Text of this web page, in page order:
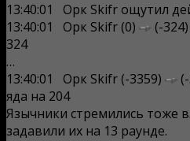
13:40:01 Орк Skifrощутил
13:40:01 Орк Skifr (0) (-324)
324
…
13:40:01 Орк Skifr (-3359)
яда на 204
Язычники стремились тоже
задавили их на 13 раунде.